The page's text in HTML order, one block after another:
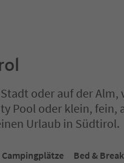
oder auf der
Pool oder klein, fein,
Urlaub in Südtirol.
Campingplätze Bed &